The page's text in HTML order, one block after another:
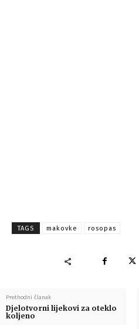
TAGS makovke rosopas
Prethodni članak
Djelotvorni lijekovi za oteklo
koljeno